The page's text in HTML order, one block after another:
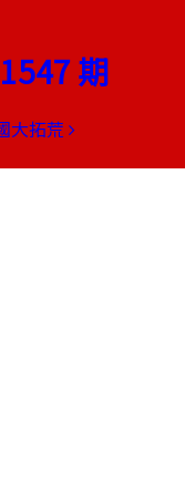
期
大拓荒
口的